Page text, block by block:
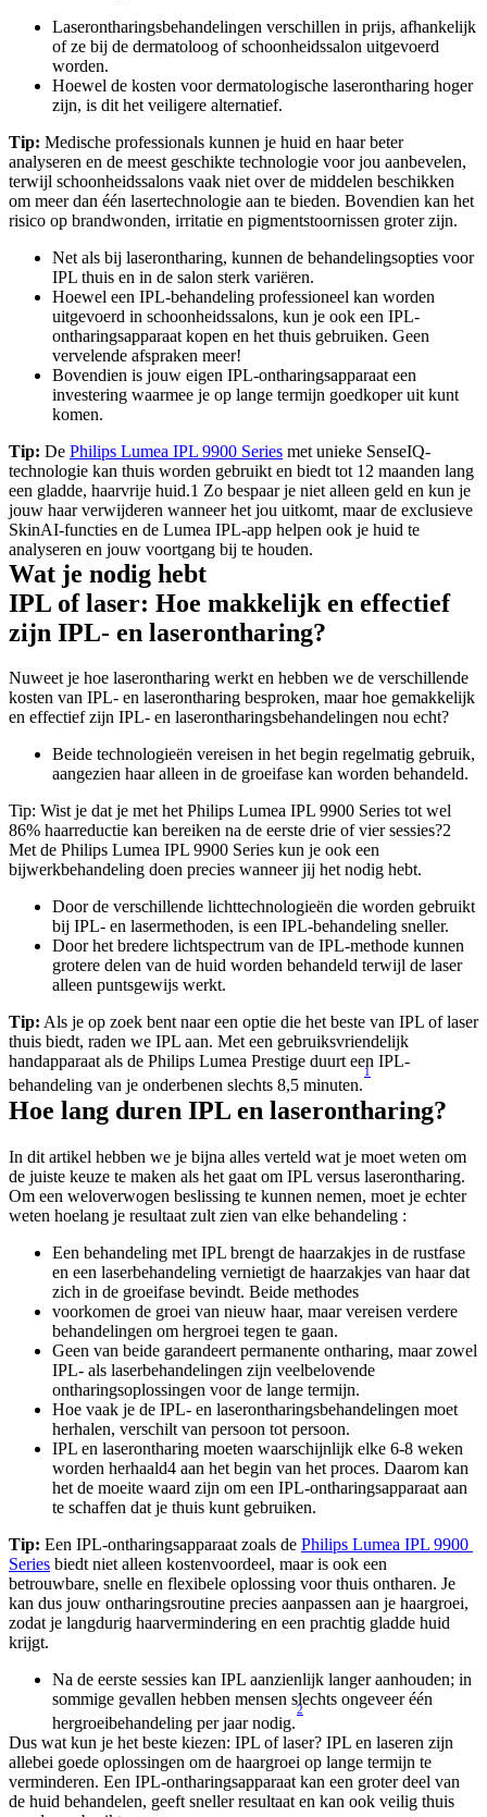
Laserontharingsbehandelingen verschillen in prijs, afhankelijk
of ze bij de dermatoloog of schoonheidssalon uitgevoerd
worden.
Hoewel de kosten voor dermatologische laserontharing hoger
zijn, is dit het veiligere alternatief.
Tip: Medische professionals kunnen je huid en haar beter
analyseren en de meest geschikte technologie voor jou aanbevelen,
terwijl schoonheidssalons vaak niet over de middelen beschikken
om meer dan één lasertechnologie aan te bieden. Bovendien kan het
risico op brandwonden, irritatie en pigmentstoornissen groter zijn.
Net als bij laserontharing, kunnen de behandelingsopties voor
IPL thuis en in de salon sterk variëren.
Hoewel een IPL-behandeling professioneel kan worden
uitgevoerd in schoonheidssalons, kun je ook een IPL-
ontharingsapparaat kopen en het thuis gebruiken. Geen
vervelende afspraken meer!
Bovendien is jouw eigen IPL-ontharingsapparaat een
investering waarmee je op lange termijn goedkoper uit kunt
komen.
Tip: De Philips Lumea IPL 9900 Series met unieke SenseIQ-
technologie kan thuis worden gebruikt en biedt tot 12 maanden lang
een gladde, haarvrije huid.1 Zo bespaar je niet alleen geld en kun je
jouw haar verwijderen wanneer het jou uitkomt, maar de exclusieve
SkinAI-functies en de Lumea IPL-app helpen ook je huid te
analyseren en jouw voortgang bij te houden.
Wat je nodig hebt
IPL of laser: Hoe makkelijk en effectief
zijn IPL- en laserontharing?
Nuweet je hoe laserontharing werkt en hebben we de verschillende
kosten van IPL- en laserontharing besproken, maar hoe gemakkelijk
en effectief zijn IPL- en laserontharingsbehandelingen nou echt?
Beide technologieën vereisen in het begin regelmatig gebruik,
aangezien haar alleen in de groeifase kan worden behandeld.
Tip: Wist je dat je met het Philips Lumea IPL 9900 Series tot wel
86% haarreductie kan bereiken na de eerste drie of vier sessies?2
Met de Philips Lumea IPL 9900 Series kun je ook een
bijwerkbehandeling doen precies wanneer jij het nodig hebt.
Door de verschillende lichttechnologieën die worden gebruikt
bij IPL- en lasermethoden, is een IPL-behandeling sneller.
Door het bredere lichtspectrum van de IPL-methode kunnen
grotere delen van de huid worden behandeld terwijl de laser
alleen puntsgewijs werkt.
Tip: Als je op zoek bent naar een optie die het beste van IPL of laser
thuis biedt, raden we IPL aan. Met een gebruiksvriendelijk
handapparaat als de Philips Lumea Prestige duurt een IPL-
behandeling van je onderbenen slechts 8,5 minuten.
1
Hoe lang duren IPL en laserontharing?
In dit artikel hebben we je bijna alles verteld wat je moet weten om
de juiste keuze te maken als het gaat om IPL versus laserontharing.
Om een weloverwogen beslissing te kunnen nemen, moet je echter
weten hoelang je resultaat zult zien van elke behandeling :
Een behandeling met IPL brengt de haarzakjes in de rustfase
en een laserbehandeling vernietigt de haarzakjes van haar dat
zich in de groeifase bevindt. Beide methodes
voorkomen de groei van nieuw haar, maar vereisen verdere
behandelingen om hergroei tegen te gaan.
Geen van beide garandeert permanente ontharing, maar zowel
IPL- als laserbehandelingen zijn veelbelovende
ontharingsoplossingen voor de lange termijn.
Hoe vaak je de IPL- en laserontharingsbehandelingen moet
herhalen, verschilt van persoon tot persoon.
IPL en laserontharing moeten waarschijnlijk elke 6-8 weken
worden herhaald4 aan het begin van het proces. Daarom kan
het de moeite waard zijn om een IPL-ontharingsapparaat aan
te schaffen dat je thuis kunt gebruiken.
Tip: Een IPL-ontharingsapparaat zoals de Philips Lumea IPL 9900
Series biedt niet alleen kostenvoordeel, maar is ook een
betrouwbare, snelle en flexibele oplossing voor thuis ontharen. Je
kan dus jouw ontharingsroutine precies aanpassen aan je haargroei,
zodat je langdurig haarvermindering en een prachtig gladde huid
krijgt.
Na de eerste sessies kan IPL aanzienlijk langer aanhouden; in
sommige gevallen hebben mensen slechts ongeveer één
hergroeibehandeling per jaar nodig.
2
Dus wat kun je het beste kiezen: IPL of laser? IPL en laseren zijn
allebei goede oplossingen om de haargroei op lange termijn te
verminderen. Een IPL-ontharingsapparaat kan een groter deel van
de huid behandelen, geeft sneller resultaat en kan ook veilig thuis